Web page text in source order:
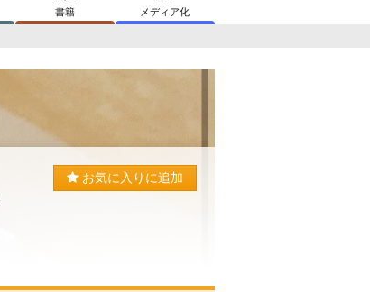
書籍 メディア化
お気に入りに追加